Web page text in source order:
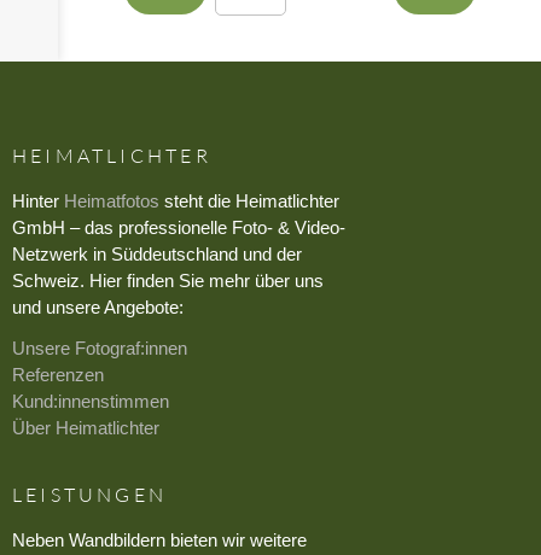
HEIMATLICHTER
Hinter Heimatfotos steht die Heimatlichter
GmbH – das professionelle Foto- & Video-
Netzwerk in Süddeutschland und der
Schweiz. Hier finden Sie mehr über uns
und unsere Angebote:
Unsere Fotograf:innen
Referenzen
Kund:innenstimmen
Über Heimatlichter
LEISTUNGEN
Neben Wandbildern bieten wir weitere